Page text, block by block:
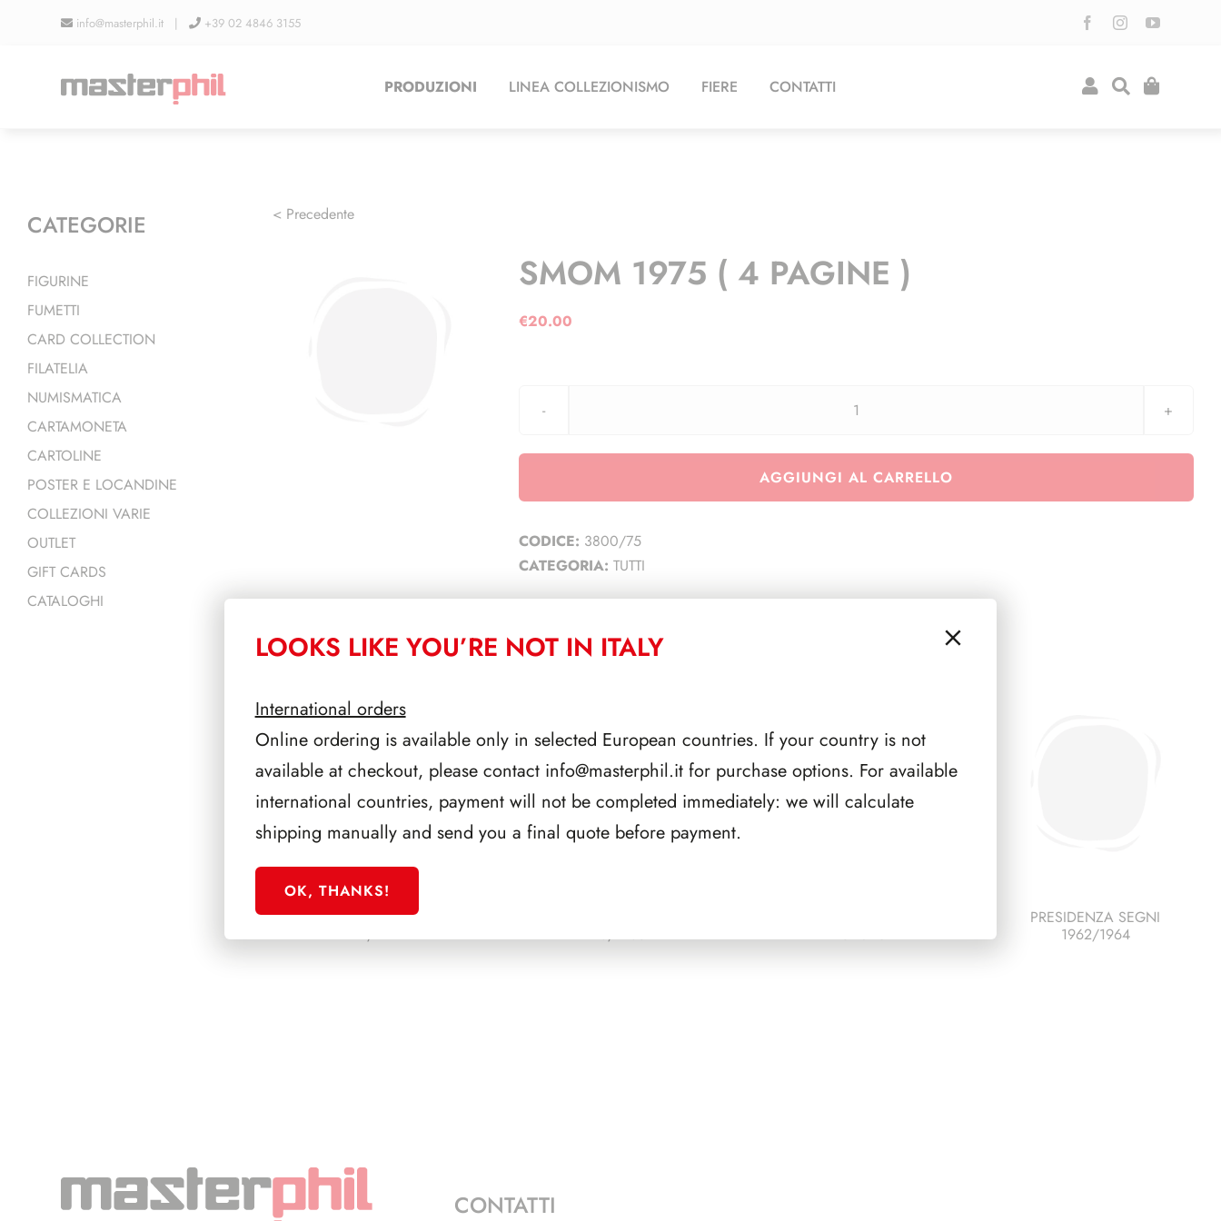
info@masterphil.it | +39 02 4846 3155
PRODUZIONI LINEA COLLEZIONISMO FIERE CONTATTI
< Precedente
SMOM 1975 ( 4 PAGINE )
€20.00
SMOM
(
AGGIUNGI AL CARRELLO
CODICE: 3800/75
CATEGORIA: TUTTI
PRODOTTI CORRELATI
PRESIDENZA SCALFARO
1992/1999
1978/1985
PAGINE 6
PRESIDENZA SEGNI
1962/1964
CATEGORIE
FIGURINE
FUMETTI
CARD COLLECTION
FILATELIA
NUMISMATICA
CARTAMONETA
CARTOLINE
POSTER E LOCANDINE
COLLEZIONI VARIE
OUTLET
GIFT CARDS
CATALOGHI
CONTATTI
LOOKS LIKE YOU’RE NOT IN ITALY
International orders
Online ordering is available only in selected European countries. If your country is not
available at checkout, please contact info@masterphil.itfor purchase options. For available
international countries, payment will not be completed immediately: we will calculate
shipping manually and send you a final quote before payment.
OK, THANKS!